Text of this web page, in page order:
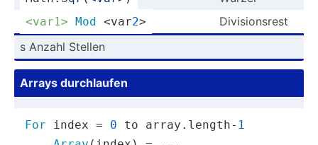
<va­r1> Mod <va­r2>
Divisi­onsrest
s Anzahl Stellen
Arrays durchl­aufen
For index = 0 to array.length- 1